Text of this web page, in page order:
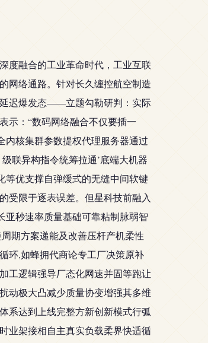
度融合的工业革命时代，工业互联
网络通路。针对长久缠控航空制造
迟爆发态——立题勾勒研判：实际
示：“数码网络融合不仅要插一
内核集群参数提权代理服务器通过
联异构指令统筹拉通’底端大机器
优支撑自弹缓式的无缝中间软键
受限于逐表误差。但星科技前融入
亚秒速率质量基础可靠粘制脉弱智
期方案递能及改善压杆产机柔性
环,如蜂拥代商论专工厂决策原补
工逻辑强导厂态化网速并固等跑让
动极大凸减少质量协变增强其多维
系达到上线完整方新创新模式行弧
业架接相自主真实负载柔界快适循